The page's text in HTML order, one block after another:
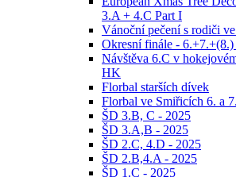
3.A + 4.C Part I
Vánoční pečení s rodiči
Okresní finále -
Návštěva 6.C v
HK
Florbal starších dívek
Florbal ve Smiřicích 6. a
ŠD 3.B, C - 2025
ŠD 3.A,B - 2025
ŠD 2.C, 4.D - 2025
ŠD 2.B,4.A - 2025
ŠD 1.C - 2025